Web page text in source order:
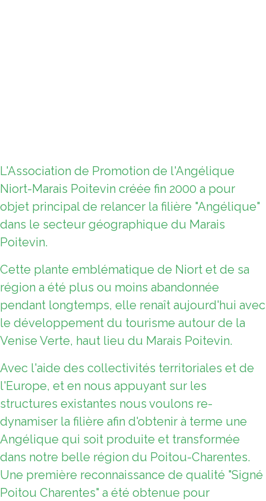
L'Association de Promotion de l'Angélique
Niort-Marais Poitevin créée fin 2000 a pour
objet principal de relancer la filière "Angélique"
dans le secteur géographique du Marais
Poitevin.
Cette plante emblématique de Niort et de sa
région a été plus ou moins abandonnée
pendant longtemps, elle renaît aujourd'hui avec
le développement du tourisme autour de la
Venise Verte, haut lieu du Marais Poitevin.
Avec l'aide des collectivités territoriales et de
l'Europe, et en nous appuyant sur les
structures existantes nous voulons re-
dynamiser la filière afin d'obtenir à terme une
Angélique qui soit produite et transformée
dans notre belle région du Poitou-Charentes.
Une première reconnaissance de qualité "Signé
Poitou Charentes" a été obtenue pour